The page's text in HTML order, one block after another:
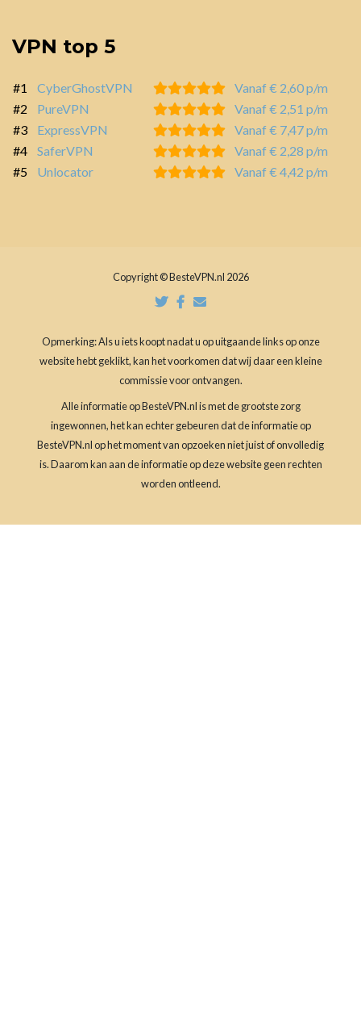
VPN top 5
#1 CyberGhostVPN
Vanaf € 2,60 p/m
#2
PureVPN
Vanaf € 2,51 p/m
#3
ExpressVPN
Vanaf € 7,47 p/m
#4
SaferVPN
Vanaf € 2,28 p/m
#5
Unlocator Vanaf € 4,42 p/m
Copyright © BesteVPN.nl 2026
Opmerking: Als u iets koopt nadat u op uitgaande links op onze
website hebt geklikt, kan het voorkomen dat wij daar een kleine
commissie voor ontvangen.
Alle informatie op BesteVPN.nl is met de grootste zorg
ingewonnen, het kan echter gebeuren dat de informatie op
BesteVPN.nl op het moment van opzoeken niet juist of onvolledig
is. Daarom kan aan de informatie op deze website geen rechten
worden ontleend.